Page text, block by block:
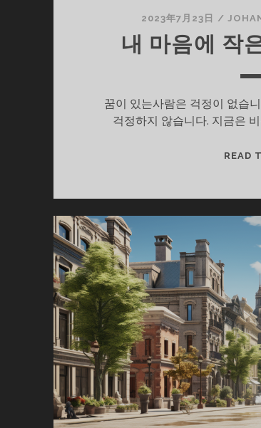
2023年7月23日 /
내 마음에 작
꿈이 있는사람은 걱정이 없습
걱정하지 않습니다. 지금은
READ